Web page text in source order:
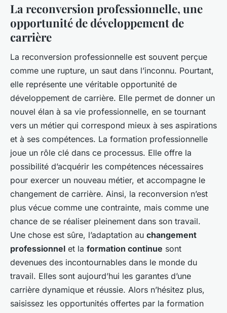
La reconversion professionnelle, une
opportunité de développement de
carrière
La reconversion professionnelle est souvent perçue
comme une rupture, un saut dans l’inconnu. Pourtant,
elle représente une véritable opportunité de
développement de carrière. Elle permet de donner un
nouvel élan à sa vie professionnelle, en se tournant
vers un métier qui correspond mieux à ses aspirations
et à ses compétences. La formation professionnelle
joue un rôle clé dans ce processus. Elle offre la
possibilité d’acquérir les compétences nécessaires
pour exercer un nouveau métier, et accompagne le
changement de carrière. Ainsi, la reconversion n’est
plus vécue comme une contrainte, mais comme une
chance de se réaliser pleinement dans son travail.
Une chose est sûre, l’adaptation au changement
professionnel et la formation continue sont
devenues des incontournables dans le monde du
travail. Elles sont aujourd’hui les garantes d’une
carrière dynamique et réussie. Alors n’hésitez plus,
saisissez les opportunités offertes par la formation